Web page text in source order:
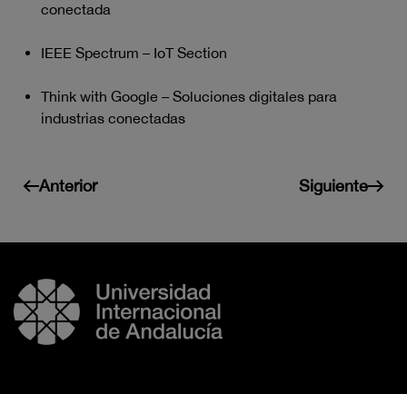
conectada
IEEE Spectrum – IoT Section
Think with Google – Soluciones digitales para
industrias conectadas
Anterior Siguiente